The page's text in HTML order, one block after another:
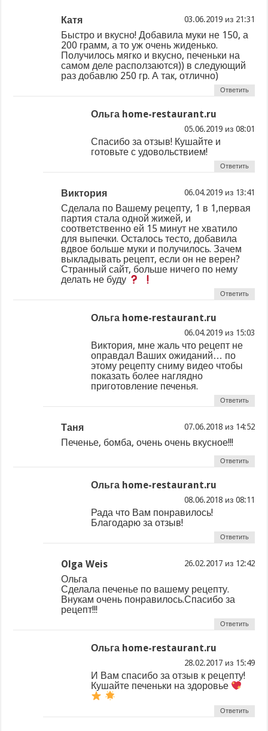
Катя из
Быстро и вкусно! Добавила муки не 150, а
200 грамм, а то уж очень жиденько.
Получилось мягко и вкусно, печеньки на
самом деле расползаются)) в следующий
раз добавлю 250 гр. А так, отлично)
Ответить
Ольга home-restaurant.ru
из
Спасибо за отзыв! Кушайте и
готовьте с удовольствием!
Ответить
Виктория из
Сделала по Вашему рецепту, 1 в 1,первая
партия стала одной жижей, и
соответственно ей 15 минут не хватило
для выпечки. Осталось тесто, добавила
вдвое больше муки и получилось. Зачем
выкладывать рецепт, если он не верен?
Странный сайт, больше ничего по нему
делать не буду
Ответить
Ольга home-restaurant.ru
из
Виктория, мне жаль что рецепт не
оправдал Ваших ожиданий… по
этому рецепту сниму видео чтобы
показать более наглядно
приготовление печенья.
Ответить
Таня из
Печенье, бомба, очень очень вкусное!!!
Ответить
Ольга home-restaurant.ru
из
Рада что Вам понравилось!
Благодарю за отзыв!
Ответить
Olga Weis из
Ольга
Сделала печенье по вашему рецепту.
Внукам очень понравилось.Спасибо за
рецепт!!!
Ответить
Ольга home-restaurant.ru
из
И Вам спасибо за отзыв к рецепту!
Кушайте печеньки на здоровье
Ответить